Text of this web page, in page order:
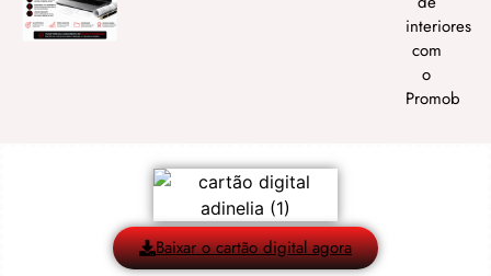
Baixar o cartão digital agora